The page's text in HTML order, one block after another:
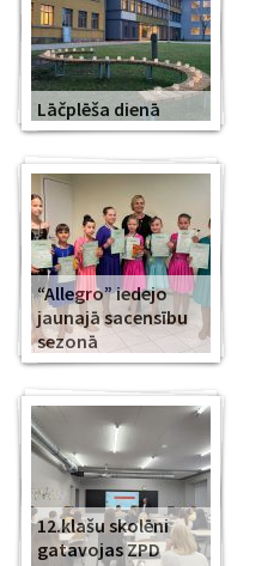
Lāčplēša dienā
“Allegro” iedejo
jaunajā sacensību
sezonā
12.klašu skolēni
gatavojas ZPD